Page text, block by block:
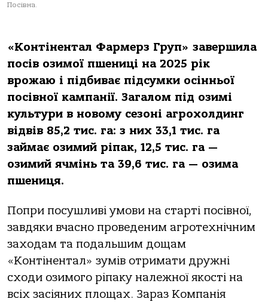
Посівна.
«Контінентал Фармерз Груп» завершила
посів озимої пшениці на 2025 рік
врожаю і підбиває підсумки осінньої
посівної кампанії. Загалом під озимі
культури в новому сезоні агрохолдинг
відвів 85,2 тис. га: з них 33,1 тис. га
займає озимий ріпак, 12,5 тис. га —
озимий ячмінь та 39,6 тис. га — озима
пшениця.
Попри посушливі умови на старті посівної,
завдяки вчасно проведеним агротехнічним
заходам та подальшим дощам
«Контінентал» зумів отримати дружні
сходи озимого ріпаку належної якості на
всіх засіяних площах. Зараз Компанія